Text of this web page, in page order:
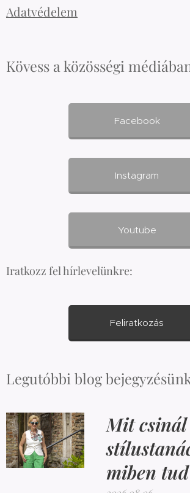
Adatvédelem
Kövess a közösségi
Facebook
Instagram
Youtube
Iratkozz fel hírlevelünkre:
Feliratkozás
Legutóbbi blog
Mit csinál
miben